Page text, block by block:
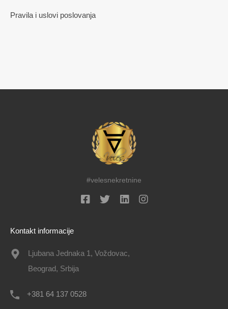
Pravila i uslovi poslovanja
#velesnekretnine
Kontakt informacije
Ljubana Jednaka 1, Voždovac,
Beograd, Srbija
+381 64 137 0528